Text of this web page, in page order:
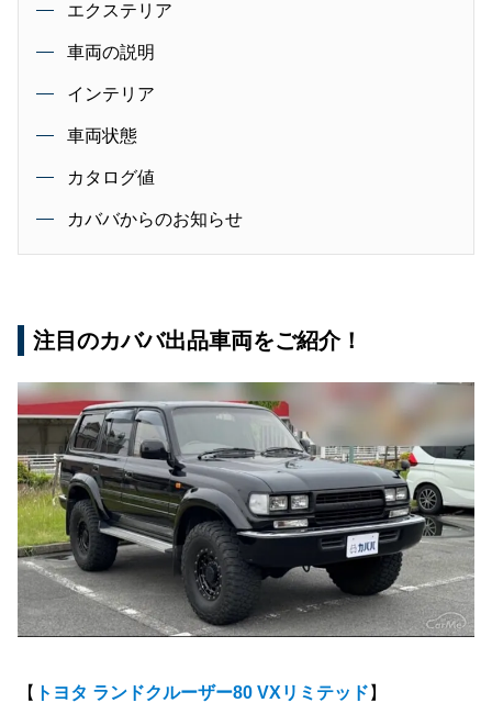
エクステリア
車両の説明
インテリア
車両状態
カタログ値
カババからのお知らせ
注目のカババ出品車両をご紹介！
【 トヨタ ランドクルーザー80 VXリミテッド 】